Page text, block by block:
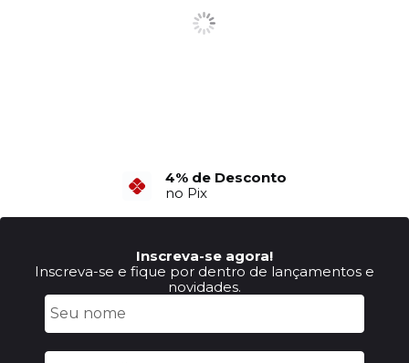
4% de Desconto
no Pix
6X Sem Juros
no Cartão de Crédito
Inscreva-se agora!
Inscreva-se e fique por dentro de lançamentos e
novidades.